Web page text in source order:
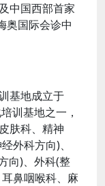
中国西部首家
奥国际会诊中
基地成立于
训基地之一，
肤科、精神
外科方向)、
向)、外科(整
鼻咽喉科、麻